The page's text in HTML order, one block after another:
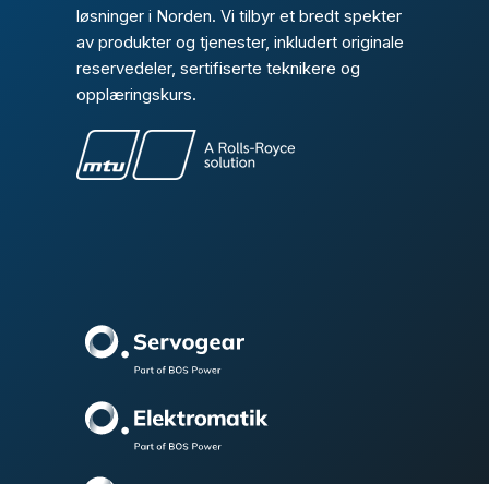
løsninger i Norden. Vi tilbyr et bredt spekter
av produkter og tjenester, inkludert originale
reservedeler, sertifiserte teknikere og
opplæringskurs.